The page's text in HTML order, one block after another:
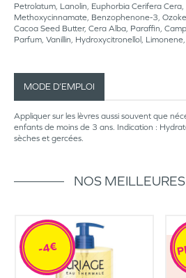
Petrolatum, Lanolin, Euphorbia Cerifera Cera,
Methoxycinnamate, Benzophenone-3,
Cacoa Seed Butter, Cera Alba, Paraffin,
Parfum, Vanillin, Hydroxycitronellol,
MODE D’EMPLOI
Appliquer sur les lèvres aussi souvent que
enfants de moins de 3 ans. Indication :
sèches et gercées.
NOS MEILLEURES
-4€